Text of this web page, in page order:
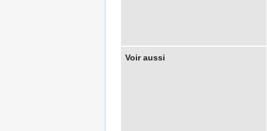
Voir aussi